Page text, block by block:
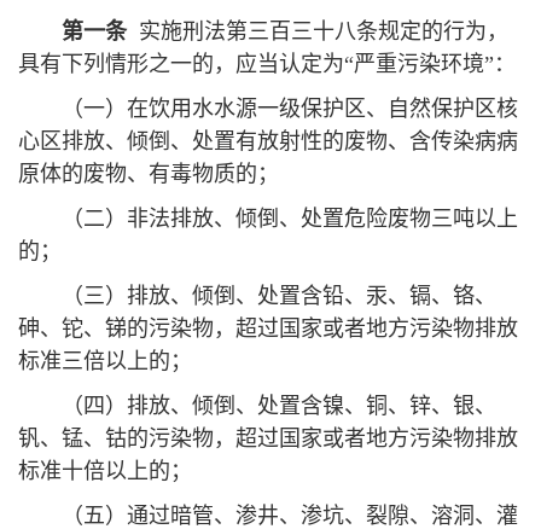
第一条 实施刑法第三百三十八条规定的行为，
具有下列情形之一的，应当认定为“严重污染环境”：
（一）在饮用水水源一级保护区、自然保护区核
心区排放、倾倒、处置有放射性的废物、含传染病病
原体的废物、有毒物质的；
（二）非法排放、倾倒、处置危险废物三吨以上
的；
（三）排放、倾倒、处置含铅、汞、镉、铬、
砷、铊、锑的污染物，超过国家或者地方污染物排放
标准三倍以上的；
（四）排放、倾倒、处置含镍、铜、锌、银、
钒、锰、钴的污染物，超过国家或者地方污染物排放
标准十倍以上的；
（五）通过暗管、渗井、渗坑、裂隙、溶洞、灌